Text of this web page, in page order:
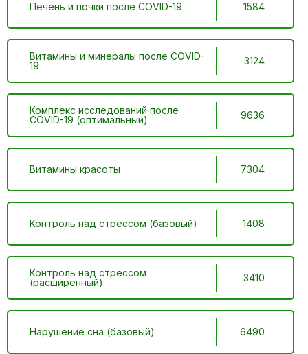
Печень и почки после COVID-19 1584
Витамины и минералы после COVID-
19
3124
Комплекс исследований после
COVID-19 (оптимальный)
9636
Витамины красоты 7304
Контроль над стрессом (базовый) 1408
Контроль над стрессом
(расширенный)
3410
Нарушение сна (базовый) 6490